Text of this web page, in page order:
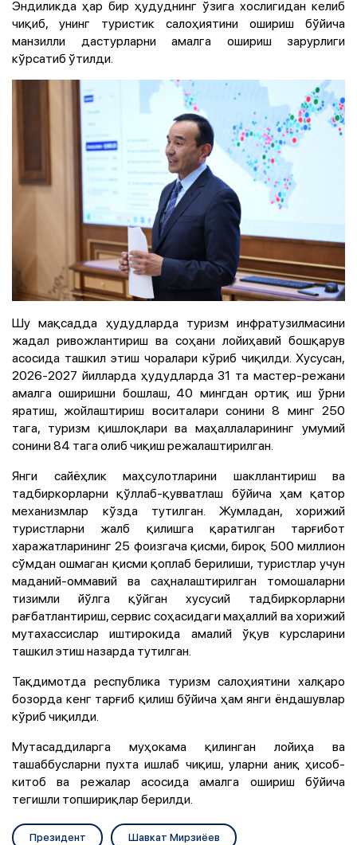
Эндиликда ҳар бир ҳудуднинг ўзига хослигидан келиб
чиқиб, унинг туристик салоҳиятини ошириш бўйича
манзилли дастурларни амалга ошириш зарурлиги
кўрсатиб ўтилди.
Шу мақсадда ҳудудларда туризм инфратузилмасини
жадал ривожлантириш ва соҳани лойиҳавий бошқарув
асосида ташкил этиш чоралари кўриб чиқилди. Хусусан,
2026-2027 йилларда ҳудудларда 31 та мастер-режани
амалга оширишни бошлаш, 40 мингдан ортиқ иш ўрни
яратиш, жойлаштириш воситалари сонини 8 минг 250
тага, туризм қишлоқлари ва маҳаллаларининг умумий
сонини 84 тага олиб чиқиш режалаштирилган.
Янги сайёҳлик маҳсулотларини шакллантириш ва
тадбиркорларни қўллаб-қувватлаш бўйича ҳам қатор
механизмлар кўзда тутилган. Жумладан, хорижий
туристларни жалб қилишга қаратилган тарғибот
харажатларининг 25 фоизгача қисми, бироқ 500 миллион
сўмдан ошмаган қисми қоплаб берилиши, туристлар учун
маданий-оммавий ва саҳналаштирилган томошаларни
тизимли йўлга қўйган хусусий тадбиркорларни
рағбатлантириш, сервис соҳасидаги маҳаллий ва хорижий
мутахассислар иштирокида амалий ўқув курсларини
ташкил этиш назарда тутилган.
Тақдимотда республика туризм салоҳиятини халқаро
бозорда кенг тарғиб қилиш бўйича ҳам янги ёндашувлар
кўриб чиқилди.
Мутасаддиларга муҳокама қилинган лойиҳа ва
ташаббусларни пухта ишлаб чиқиш, уларни аниқ ҳисоб-
китоб ва режалар асосида амалга ошириш бўйича
тегишли топшириқлар берилди.
Президент Шавкат Мирзиёев